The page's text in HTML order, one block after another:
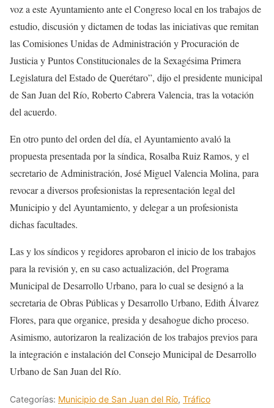
voz a este Ayuntamiento ante el Congreso local en los trabajos de
estudio, discusión y dictamen de todas las iniciativas que remitan
las Comisiones Unidas de Administración y Procuración de
Justicia y Puntos Constitucionales de la Sexagésima Primera
Legislatura del Estado de Querétaro”, dijo el presidente municipal
de San Juan del Río, Roberto Cabrera Valencia, tras la votación
del acuerdo.
En otro punto del orden del día, el Ayuntamiento avaló la
propuesta presentada por la síndica, Rosalba Ruiz Ramos, y el
secretario de Administración, José Miguel Valencia Molina, para
revocar a diversos profesionistas la representación legal del
Municipio y del Ayuntamiento, y delegar a un profesionista
dichas facultades.
Las y los síndicos y regidores aprobaron el inicio de los trabajos
para la revisión y, en su caso actualización, del Programa
Municipal de Desarrollo Urbano, para lo cual se designó a la
secretaria de Obras Públicas y Desarrollo Urbano, Edith Álvarez
Flores, para que organice, presida y desahogue dicho proceso.
Asimismo, autorizaron la realización de los trabajos previos para
la integración e instalación del Consejo Municipal de Desarrollo
Urbano de San Juan del Río.
Categorías: Municipio de San Juan del Río, Tráfico